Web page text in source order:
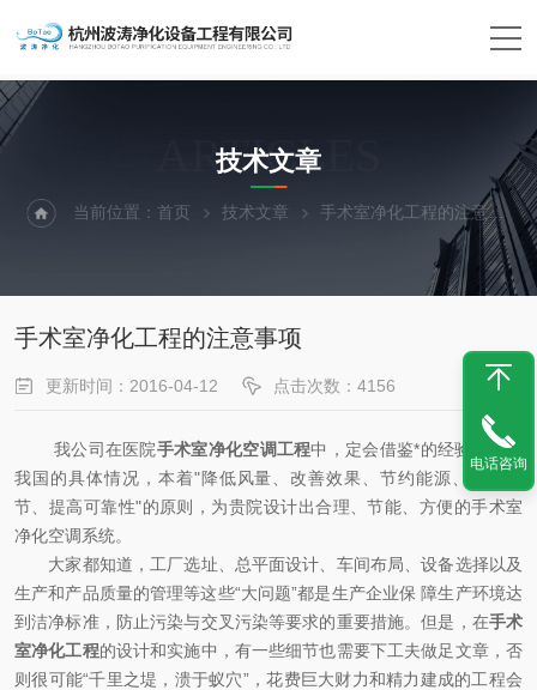
ARTICLES
技术文章
当前位置：首页 技术文章 手术室净化工程的注意事项
手术室净化工程的注意事项
更新时间：2016-04-12 点击次数：4156
我公司在医院手术室净化空调工程中，定会借鉴*的经验，结合
我国的具体情况，本着"降低风量、改善效果、节约能源、方便调
节、提高可靠性"的原则，为贵院设计出合理、节能、方便的手术室
净化空调系统。
大家都知道，工厂选址、总平面设计、车间布局、设备选择以及
生产和产品质量的管理等这些“大问题”都是生产企业保 障生产环境达
到洁净标准，防止污染与交叉污染等要求的重要措施。但是，在手术
室净化工程的设计和实施中，有一些细节也需要下工夫做足文章，否
则很可能“千里之堤，溃于蚁穴”，花费巨大财力和精力建成的工程会
电话咨询